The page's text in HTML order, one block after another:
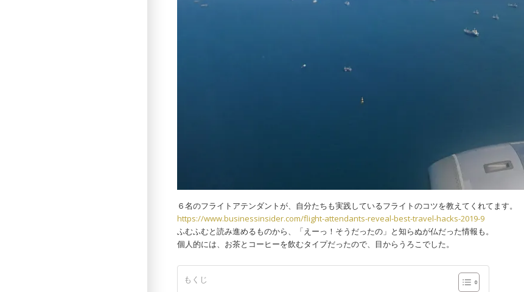
６名のフライトアテンダントが、自分たちも実践しているフライトのコツを教えてくれてます。
https://www.businessinsider.com/flight-attendants-reveal-best-travel-hacks-2019-9
ふむふむと読み進めるものから、「えーっ！そうだったの」と知らぬが仏だった情報も。
個人的には、お茶とコーヒーを飲むタイプだったので、目からうろこでした。
もくじ